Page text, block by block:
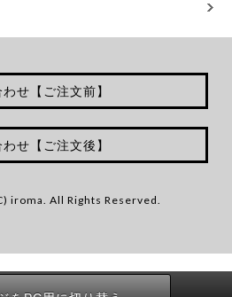
せ【ご注文前】
せ【ご注文後】
iroma. All Rights Reserved.